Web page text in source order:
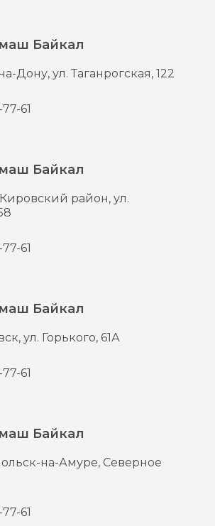
Байкал
Дону,ул. Таганрогская, 122
61
Байкал
Кировский район, ул.
61
Байкал
ул. Горького, 61А
61
Байкал
на-Амуре, Северное
61